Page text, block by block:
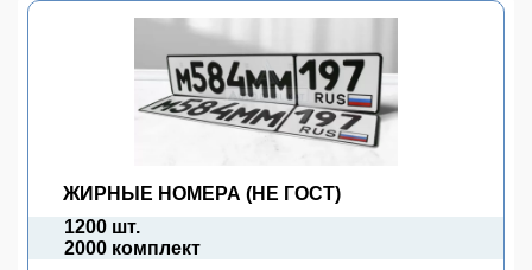
ЖИРНЫЕ НОМЕРА (НЕ ГОСТ)
1200 шт.
2000 комплект